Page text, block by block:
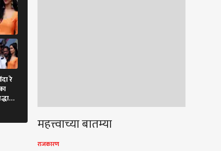
रे
महत्त्वाच्या बातम्या
राजकारण